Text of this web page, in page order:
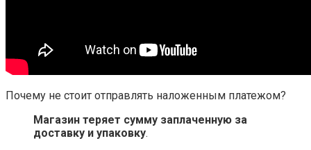
Почему не стоит отправлять наложенным платежом?
Магазин теряет сумму заплаченную за
доставку и упаковку.